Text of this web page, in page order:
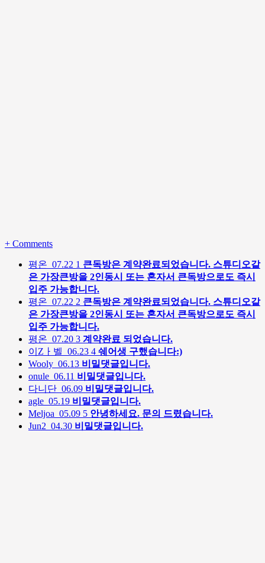
+ Comments
평온 07.22 1 큰독방은 계약완료되었습니다. 스튜디오같
은 가장큰방을 2인동시 또는 혼자서 큰독방으로도 즉시
입주 가능합니다.
평온 07.22 2 큰독방은 계약완료되었습니다. 스튜디오같
은 가장큰방을 2인동시 또는 혼자서 큰독방으로도 즉시
입주 가능합니다.
평온 07.20 3 계약완료 되었습니다.
이Zㅏ벨 06.23 4 쉐어생 구했습니다:)
Wooly 06.13 비밀댓글입니다.
onule 06.11 비밀댓글입니다.
다니단 06.09 비밀댓글입니다.
agle 05.19 비밀댓글입니다.
Meljoa 05.09 5 안녕하세요. 문의 드렸습니다.
Jun2 04.30 비밀댓글입니다.